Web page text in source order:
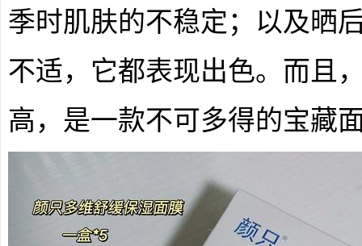
季时肌肤的不稳定；以及晒
不适，它都表现出色。而且
高，是一款不可多得的宝藏